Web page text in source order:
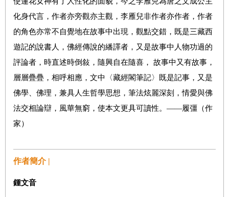
化身代言，作者亦旁觀亦主觀，李雁兒非作者亦作者，作者
的角色亦常不自覺地在故事中出現，觀點交錯，既是三藏西
遊記的說書人，佛經傳說的繙譯者，又是故事中人物功過的
評論者，時直述時倒敍，隨興自在隨喜， 故事中又有故事，
層層疊疊，相呼相應，文中〈藏經閣筆記〉既是記事，又是
佛學、佛理，兼具人生哲學思想，筆法炫麗深刻，情愛與佛
法交相論辯，風華無窮，使本文更具可讀性。——履彊（作
家）
作者簡介 |
鍾文音